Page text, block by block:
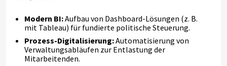
Modern BI:Aufbau von Dashboard-Lösungen (z. B.
mit Tableau) für fundierte politische Steuerung.
Prozess-Digitalisierung:Automatisierung von
Verwaltungsabläufen zur Entlastung der
Mitarbeitenden.